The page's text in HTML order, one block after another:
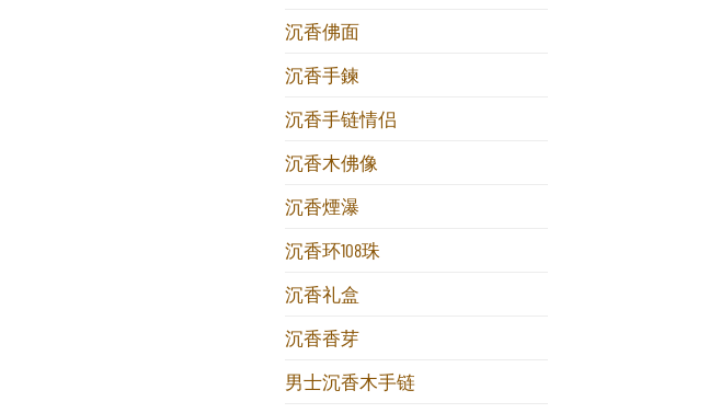
沉香佛面
沉香手鍊
沉香手链情侣
沉香木佛像
沉香煙瀑
沉香环108珠
沉香礼盒
沉香香芽
男士沉香木手链